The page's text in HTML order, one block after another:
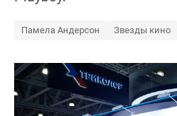
Памела Андерсон Звезды кино